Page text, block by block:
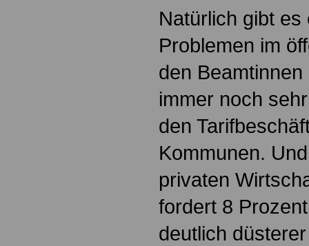
Natürlich gibt
Problemen im
den
immer noch
den
Kommunen.
privaten
fordert 8
deutlich